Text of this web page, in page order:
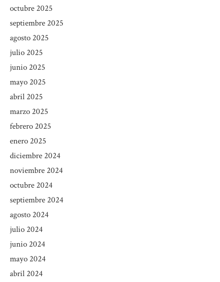
octubre 2025
septiembre 2025
agosto 2025
julio 2025
junio 2025
mayo 2025
abril 2025
marzo 2025
febrero 2025
enero 2025
diciembre 2024
noviembre 2024
octubre 2024
septiembre 2024
agosto 2024
julio 2024
junio 2024
mayo 2024
abril 2024